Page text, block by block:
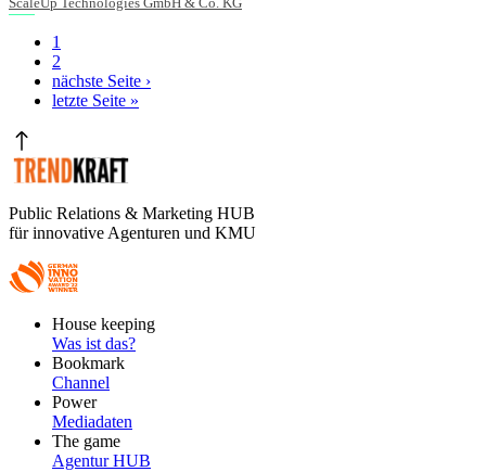
Seitennummerierung
Aktuelle
Seite
1
Seite
2
Nächste
Seite
nächste Seite ›
Letzte
letzte Seite »
Public Relations & Marketing HUB
für innovative Agenturen und KMU
FooterHouse keeping
Was ist das?
Bookmark
Channel
Power
Mediadaten
The game
Agentur HUB